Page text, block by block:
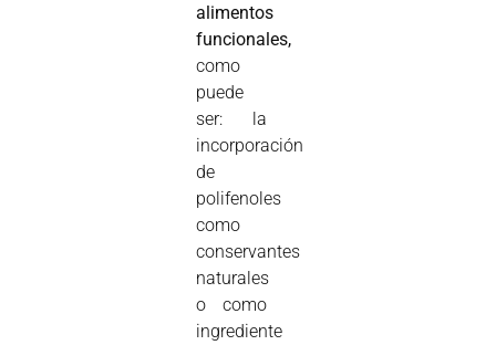
alimentos
funcionales,
como
puede
ser: la
incorporación
de
polifenoles
como
conservantes
naturales
o como
ingrediente